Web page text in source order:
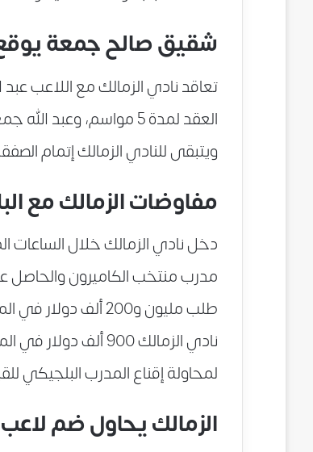
شقيق صالح جمعة يوقع
تعاقد نادي الزمالك مع اللاعب
العقد لمدة 5 مواسم،
ويتبقى للنادي الزمالك إتمام
مفاوضات الزمالك مع
دخل نادي الزمالك خلال
طلب مليون و200
نادي الزمالك 900
لمحاولة إقناع المدرب البلجيكي
الزمالك يحاول ضم